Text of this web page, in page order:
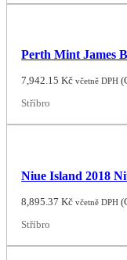
Perth Mint James
7,942.15Kč včetně DPH (
Stříbro
Niue Island 2018
8,895.37Kč včetně DPH (
Stříbro